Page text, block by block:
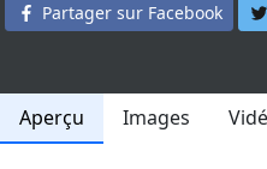
Partager sur Facebook
Aperçu Images